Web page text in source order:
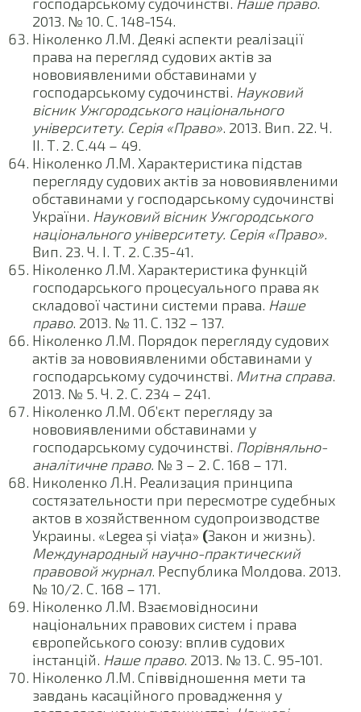
2013. № 10. С. 148-154.
Ніколенко Л.М. Деякі аспекти реалізації
права на перегляд судових актів за
нововиявленими обставинами у
господарському судочинстві. Науковий
вісник Ужгородського національного
університету. Серія «Право». 2013. Вип. 22. Ч.
ІІ. Т. 2. С.44 – 49.
Ніколенко Л.М. Характеристика підстав
перегляду судових актів за нововиявленими
обставинами у господарському судочинстві
України. Науковий вісник Ужгородського
національного університету. Серія «Право».
Вип. 23. Ч. І. Т. 2. С.35-41.
Ніколенко Л.М. Характеристика функцій
господарського процесуального права як
складової частини системи права. Наше
право. 2013. № 11. С. 132 – 137.
Ніколенко Л.М. Порядок перегляду судових
актів за нововиявленими обставинами у
господарському судочинстві. Митна справа.
2013. № 5. Ч. 2. С. 234 – 241.
Ніколенко Л.М. Об’єкт перегляду за
нововиявленими обставинами у
господарському судочинстві. Порівняльно-
аналітичне право. № 3 – 2. С. 168 – 171.
Николенко Л.Н. Реализация принципа
состязательности при пересмотре судебных
актов в хозяйственном судопроизводстве
Украины. «Legea și viața» (Закон и жизнь).
Международный научно-практический
правовой журнал. Республика Молдова. 2013.
№ 10/2. С. 168 – 171.
Ніколенко Л.М. Взаємовідносини
національних правових систем і права
європейського союзу: вплив судових
інстанцій. Наше право. 2013. № 13. С. 95-101.
Ніколенко Л.М. Співвідношення мети та
завдань касаційного провадження у